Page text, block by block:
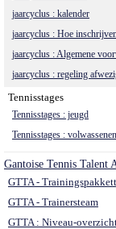
jaarcyclus : kalender
jaarcyclus : Hoe
jaarcyclus : Algemene
jaarcyclus : regeling
Tennisstages
Tennisstages : jeugd
Tennisstages : volwassenen
Gantoise Tennis Talent
GTTA -
GTTA - Trainersteam
GTTA : Niveau-